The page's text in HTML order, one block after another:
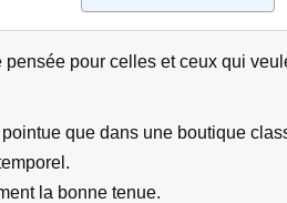
pensée pour celles et ceux qui
que dans une boutique
la bonne tenue.